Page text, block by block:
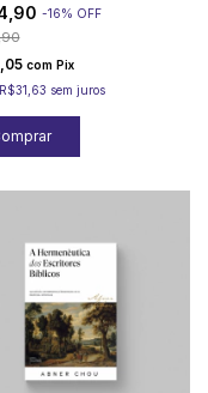
-16% OFF
com Pix
R$31,63 sem juros